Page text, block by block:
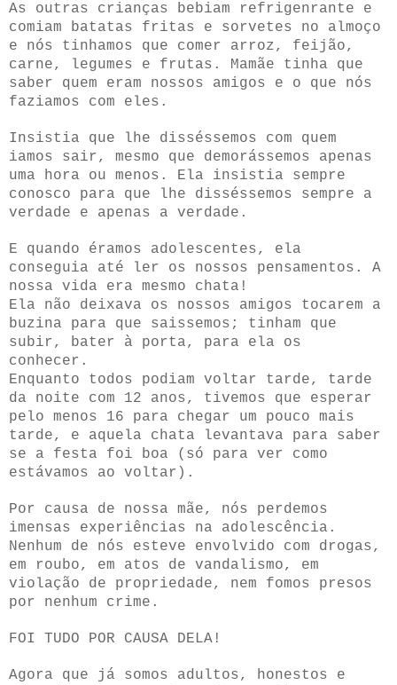
As outras crianças bebiam refrigenrante e
comiam batatas fritas e sorvetes no almoço
e nós tinhamos que comer arroz, feijão,
carne, legumes e frutas. Mamãe tinha que
saber quem eram nossos amigos e o que nós
faziamos com eles.
Insistia que lhe disséssemos com quem
iamos sair, mesmo que demorássemos apenas
uma hora ou menos. Ela insistia sempre
conosco para que lhe disséssemos sempre a
verdade e apenas a verdade.
E quando éramos adolescentes, ela
conseguia até ler os nossos pensamentos. A
nossa vida era mesmo chata!
Ela não deixava os nossos amigos tocarem a
buzina para que saissemos; tinham que
subir, bater à porta, para ela os
conhecer.
Enquanto todos podiam voltar tarde, tarde
da noite com 12 anos, tivemos que esperar
pelo menos 16 para chegar um pouco mais
tarde, e aquela chata levantava para saber
se a festa foi boa (só para ver como
estávamos ao voltar).
Por causa de nossa mãe, nós perdemos
imensas experiências na adolescência.
Nenhum de nós esteve envolvido com drogas,
em roubo, em atos de vandalismo, em
violação de propriedade, nem fomos presos
por nenhum crime.
FOI TUDO POR CAUSA DELA!
Agora que já somos adultos, honestos e